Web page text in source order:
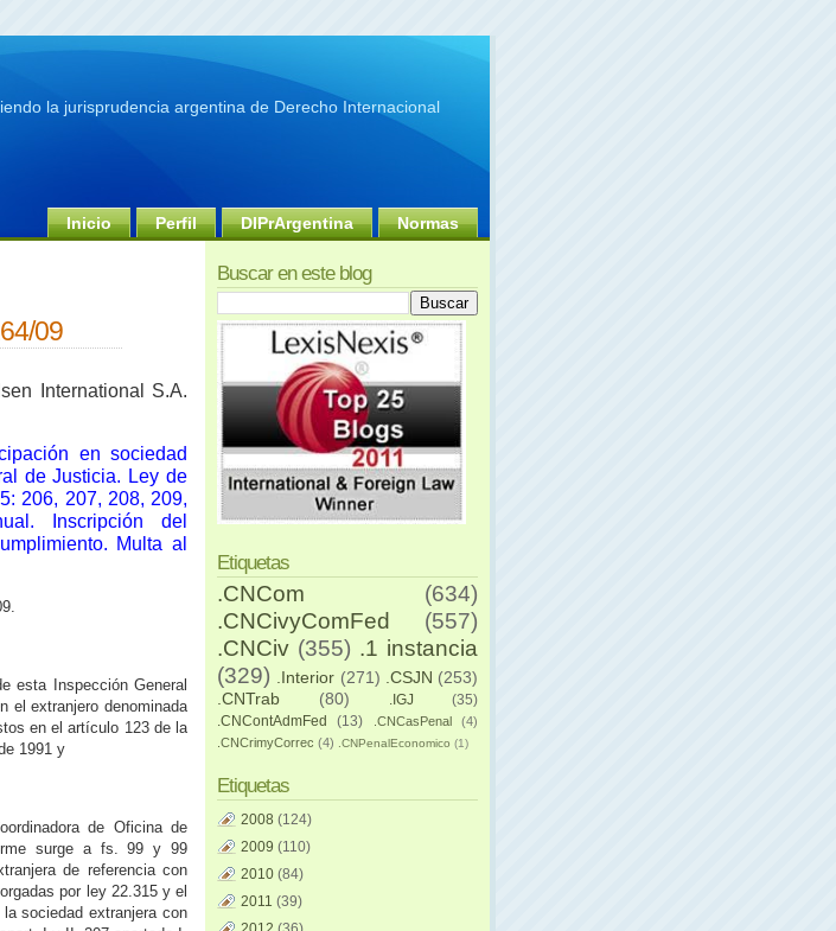
la jurisprudencia argentina de Derecho Internacional
Inicio Perfil DIPrArgentina Normas
09
International S.A.
en sociedad
de Justicia. Ley de
206, 207, 208, 209,
Inscripción del
Multa al
esta Inspección General
el extranjero denominada
en el artículo 123 de la
1991 y
de Oficina de
surge a fs. 99 y 99
de referencia con
por ley 22.315 y el
sociedad extranjera con
Buscar en este blog
Etiquetas
.CNCom
(634)
.CNCivyComFed
(557)
.CNCiv (355) .1 instancia
(329)
.Interior (271) .CSJN (253)
.CNTrab
(80) .IGJ
(35)
.CNContAdmFed
(13) .CNCasPenal
(4)
.CNCrimyCorrec (4) .CNPenalEconomico (1)
Etiquetas
2008 (124)
2009 (110)
2010 (84)
2011 (39)